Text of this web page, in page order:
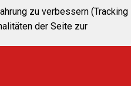
zu verbessern (Tracking
der Seite zur